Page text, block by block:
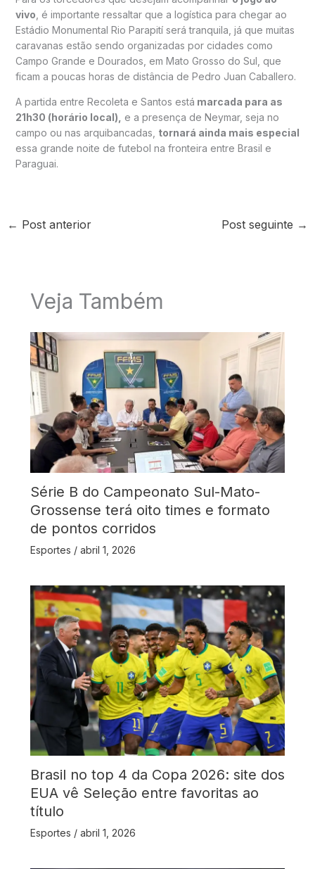
vivo , é importante ressaltar que a logística para chegar ao
Estádio Monumental Rio Parapití será tranquila, já que muitas
caravanas estão sendo organizadas por cidades como
Campo Grande e Dourados, em Mato Grosso do Sul, que
ficam a poucas horas de distância de Pedro Juan Caballero.
A partida entre Recoleta e Santos está marcada para as
21h30 (horário local),
e a presença de Neymar, seja no
campo ou nas arquibancadas, tornará ainda mais especial
essa grande noite de futebol na fronteira entre Brasil e
Paraguai.
← Post anterior Post seguinte →
Veja Também
Série B do Campeonato Sul-Mato-
Grossense terá oito times e formato
de pontos corridos
Esportes / abril 1, 2026
Brasil no top 4 da Copa 2026: site dos
EUA vê Seleção entre favoritas ao
título
Esportes / abril 1, 2026